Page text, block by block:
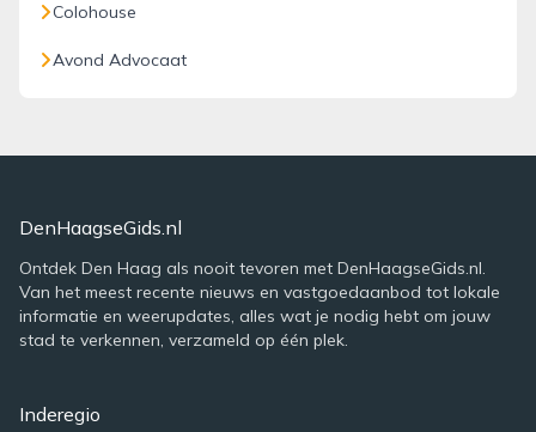
Colohouse
Avond Advocaat
DenHaagseGids.nl
Ontdek Den Haag als nooit tevoren met DenHaagseGids.nl.
Van het meest recente nieuws en vastgoedaanbod tot lokale
informatie en weerupdates, alles wat je nodig hebt om jouw
stad te verkennen, verzameld op één plek.
Inderegio